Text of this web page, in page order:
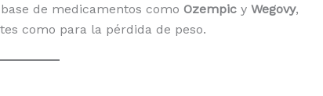
de medicamentos como Ozempic y Wegovy,
como para la pérdida de peso.